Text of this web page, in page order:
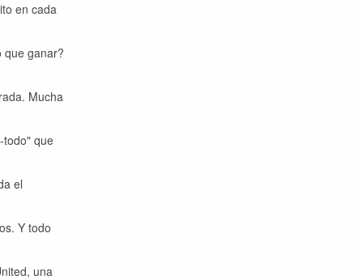
en cada
que ganar?
Mucha
todo" que
el
Y todo
una